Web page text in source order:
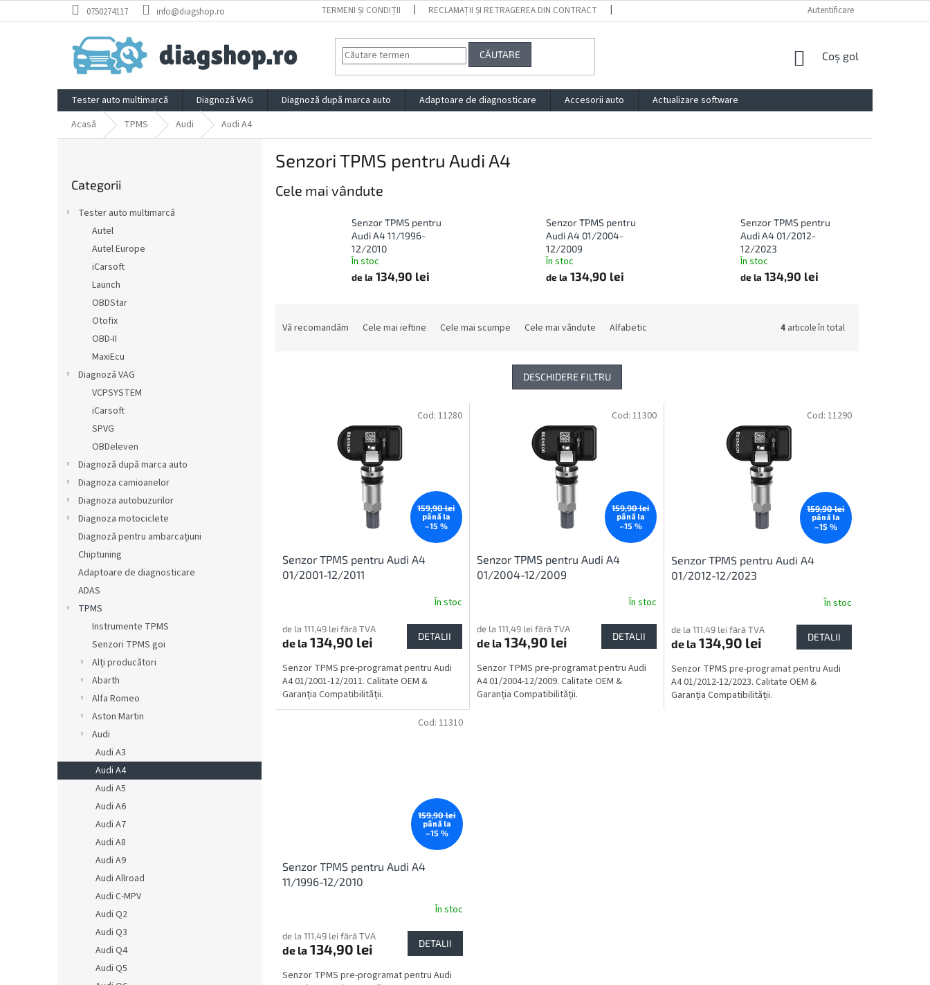
la
0750274117 info@diagshop.ro TERMENI ȘI CONDIȚII RECLAMAȚII ȘI RETRAGEREA DIN CONTRACT IMPRESSUM
Autentificare
CĂUTARE
COŞ
CUMPĂRĂTURI
Coş gol
Tester auto multimarcă Diagnoză VAG Diagnoză după marca auto Adaptoare de diagnosticare Accesorii auto
Actualizare software
Acasă
TPMS Audi Audi A4
peste
Categorii
Tester auto multimarcă
Autel
Autel Europe
iCarsoft
Launch
OBDStar
Otofix
OBD-II
MaxiEcu
Diagnoză VAG
VCPSYSTEM
iCarsoft
SPVG
OBDeleven
Diagnoză după marca auto
Diagnoza camioanelor
Diagnoza autobuzurilor
Diagnoza motociclete
Diagnoză pentru ambarcațiuni
Chiptuning
Adaptoare de diagnosticare
ADAS
TPMS
Instrumente TPMS
Senzori TPMS goi
Alți producători
Abarth
Alfa Romeo
Aston Martin
Audi
Audi A3
Audi A4
Audi A5
Audi A6
Audi A7
Audi A8
Audi A9
Audi Allroad
Audi C-MPV
Audi Q2
Audi Q3
Audi Q4
Audi Q5
Senzori TPMS pentru Audi A4
Cele mai vândute
Senzor TPMS pentru
Audi A4 11/1996-
12/2010
În stoc
de la 134,90 lei
Senzor TPMS pentru
Audi A4 01/2004-
12/2009
În stoc
de la 134,90 lei
Senzor TPMS pentru
Audi A4 01/2012-
12/2023
În stoc
de la 134,90 lei
Vă recomandăm Cele mai ieftine Cele mai scumpe Cele mai vândute Alfabetic 4 articole în total
DESCHIDERE FILTRU
159,90 lei
până la
–15 %
Senzor TPMS pentru Audi A4
01/2001-12/2011
În stoc
de la 111,49 lei fără TVA
de la 134,90 lei DETALII
Senzor TPMS pre-programat pentru Audi
A4 01/2001-12/2011. Calitate OEM &
Garanția Compatibilității.
Cod: 11280
159,90 lei
până la
–15 %
Senzor TPMS pentru Audi A4
01/2004-12/2009
În stoc
de la 111,49 lei fără TVA
de la134,90 lei DETALII
Senzor TPMS pre-programat pentru Audi
A4 01/2004-12/2009. Calitate OEM &
Garanția Compatibilității.
Cod: 11300
159,90 lei
până la
–15 %
Senzor TPMS pentru Audi A4
01/2012-12/2023
În stoc
de la 111,49 lei fără TVA
de la134,90 lei DETALII
Senzor TPMS pre-programat pentru Audi
A4 01/2012-12/2023. Calitate OEM &
Garanția Compatibilității.
Cod: 11290
159,90 lei
până la
–15 %
Senzor TPMS pentru Audi A4
11/1996-12/2010
În stoc
de la 111,49 lei fără TVA
de la 134,90 lei DETALII
Senzor TPMS pre-programat pentru Audi
Cod: 11310